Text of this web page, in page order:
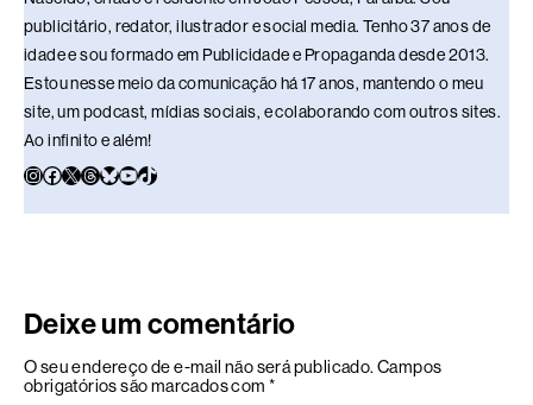
publicitário, redator, ilustrador e social media. Tenho 37 anos de
idade e sou formado em Publicidade e Propaganda desde 2013.
Estou nesse meio da comunicação há 17 anos, mantendo o meu
site, um podcast, mídias sociais, e colaborando com outros sites.
Ao infinito e além!
Deixe um comentário
O seu endereço de e-mail não será publicado. Campos
obrigatórios são marcados com *